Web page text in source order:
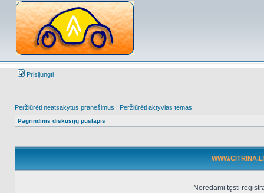
Prisijungti
Peržiūrėti neatsakytus pranešimus | Peržiūrėti aktyvias temas
Pagrindinis diskusijų puslapis
Norėdami tęsti